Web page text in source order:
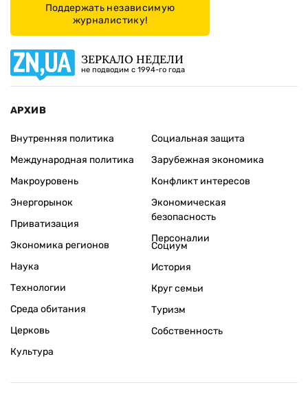
Поддержать независимую
журналистику!
ЗЕРКАЛО НЕДЕЛИ
не подводим с 1994-го года
АРХИВ
Внутренняя политика
Международная политика
Макроуровень
Энергорынок
Приватизация
Экономика регионов
Социальная защита
Зарубежная экономика
Конфликт интересов
Экономическая
безопасность
Персоналии
Наука
Технологии
Среда обитания
Церковь
Культура
Социум
История
Круг семьи
Туризм
Собственность